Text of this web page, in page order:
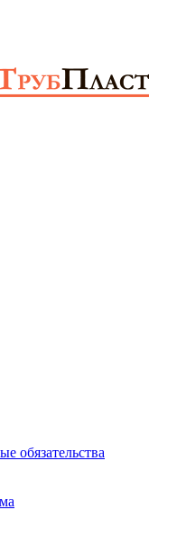
обязательства